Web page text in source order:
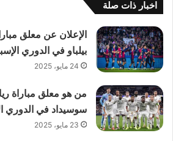
اخبار ذات صلة
الإعلان عن معلق
بيلباو في الدوري
24 مايو، 2025
من هو معلق مباراة
سوسيداد في الدوري
23 مايو، 2025